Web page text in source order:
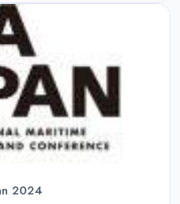
2024